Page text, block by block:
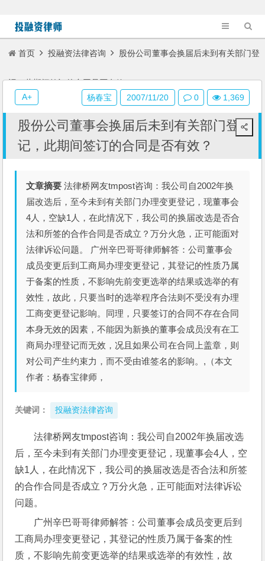
首页 投融资法律咨询 股份公司董事会换届后未到有关部门登
记，此期间签订的合同是否有效？
股份公司董事会换届后未到有关部门登
记，此期间签订的合同是否有效？
文章摘要 法律桥网友tmpost咨询：我公司自2002年换
届改选后，至今未到有关部门办理变更登记，现董事会
4人，空缺1人，在此情况下，我公司的换届改选是否合
法和所签的合作合同是否成立？万分火急，正可能面对
法律诉讼问题。 广州辛巴哥哥律师解答：公司董事会
成员变更后到工商局办理变更登记，其登记的性质乃属
于备案的性质，不影响先前变更选举的结果或选举的有
效性，故此，只要当时的选举程序合法则不受没有办理
工商变更登记影响。同理，只要签订的合同不存在合同
本身无效的因素，不能因为新换的董事会成员没有在工
商局办理登记而无效，况且如果公司在合同上盖章，则
对公司产生约束力，而不受由谁签名的影响。,（本文
作者：杨春宝律师，
关键词： 投融资法律咨询
法律桥网友tmpost咨询：我公司自2002年换届改选
后，至今未到有关部门办理变更登记，现董事会4人，空
缺1人，在此情况下，我公司的换届改选是否合法和所签
的合作合同是否成立？万分火急，正可能面对法律诉讼
问题。
广州辛巴哥哥律师解答：公司董事会成员变更后到
工商局办理变更登记，其登记的性质乃属于备案的性
质，不影响先前变更选举的结果或选举的有效性，故
杨春宝 2007/11/20 0 1,369
A+